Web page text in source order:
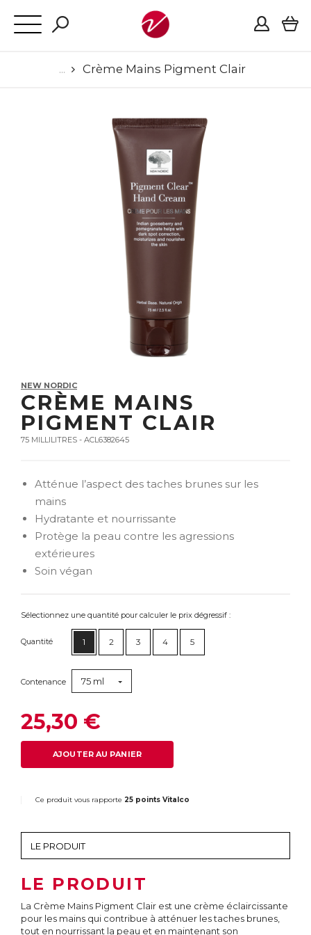
Crème Mains Pigment Clair
NEW NORDIC
CRÈME MAINS
PIGMENT CLAIR
75 MILLILITRES - ACL6382645
Atténue l’aspect des taches brunes sur les
mains
Hydratante et nourrissante
Protège la peau contre les agressions
extérieures
Soin végan
Sélectionnez une quantité pour calculer le prix dégressif :
Quantité 1 2 3 4 5
Contenance 75 ml
25,30 €
AJOUTER AU PANIER
Ce produit vous rapporte 25 points Vitalco
LE PRODUIT
La Crème Mains Pigment Clair est une crème éclaircissante
pour les mains qui contribue à atténuer les taches brunes,
tout en nourrissant la peau et en maintenant son